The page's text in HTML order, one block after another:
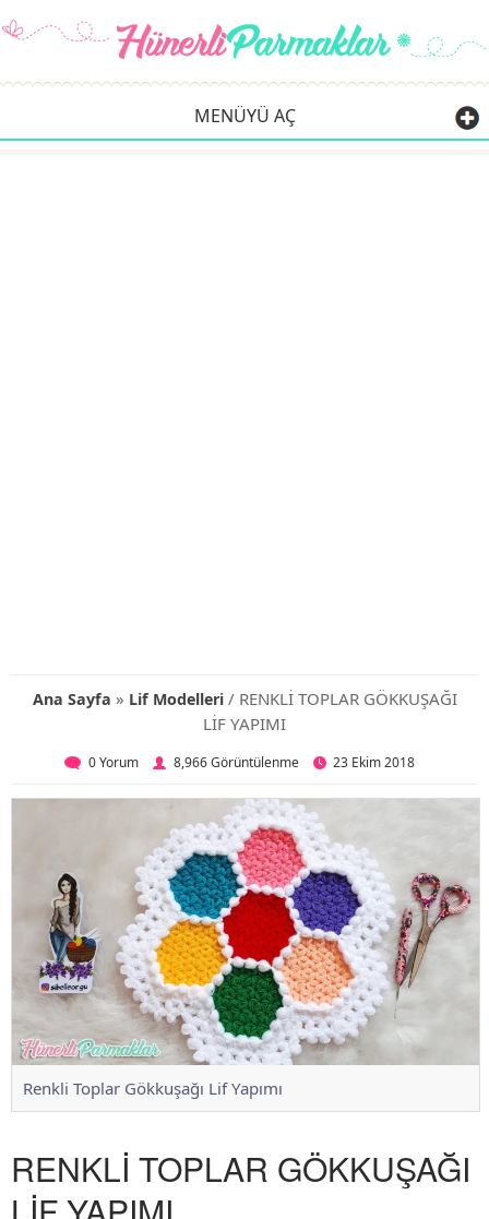
MENÜYÜ AÇ
Ana Sayfa » Lif Modelleri/ RENKLİ TOPLAR GÖKKUŞAĞI
LİF YAPIMI
0 Yorum 8,966 Görüntülenme 23 Ekim 2018
Renkli Toplar Gökkuşağı Lif Yapımı
RENKLİ TOPLAR GÖKKUŞAĞI